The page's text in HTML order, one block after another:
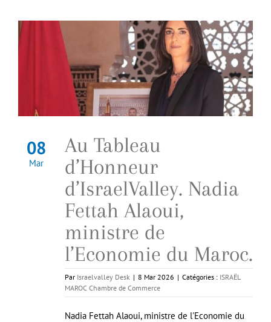
08
Mar
Au Tableau
d’Honneur
d’IsraelValley. Nadia
Fettah Alaoui,
ministre de
l’Economie du Maroc.
Par Israelvalley Desk | 8 Mar 2026 | Catégories : ISRAËL
MAROC Chambre de Commerce
Nadia Fettah Alaoui, ministre de l'Economie du